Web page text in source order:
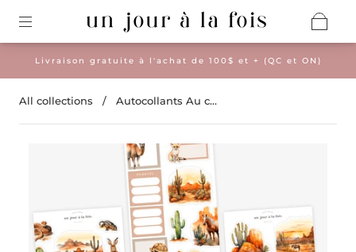
Livraison gratuite à l'achat de 100$ et + (QC et ON)
All collections / Autocollants Au c...